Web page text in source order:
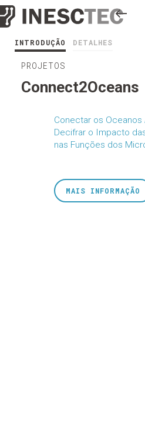
INTRODUÇÃO DETALHES
PROJETOS
Connect2Oceans
Conectar os
Decifrar o Impacto
nas Funções dos
MAIS INFORMAÇÃO